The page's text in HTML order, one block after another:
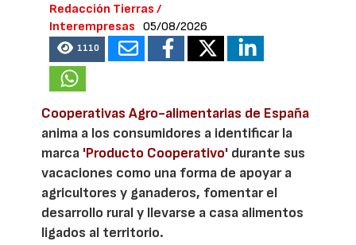
Redacción Tierras /
Interempresas
05/08/2026
1110
Cooperativas Agro-alimentarias de España
anima a los consumidores a identificar la
marca 'Producto Cooperativo' durante sus
vacaciones como una forma de apoyar a
agricultores y ganaderos, fomentar el
desarrollo rural y llevarse a casa alimentos
ligados al territorio.